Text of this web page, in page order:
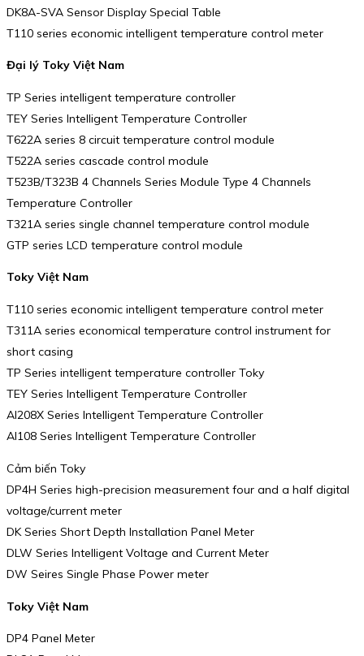
DK8A-SVA Sensor Display Special Table
T110 series economic intelligent temperature control meter
Đại lý Toky Việt Nam
TP Series intelligent temperature controller
TEY Series Intelligent Temperature Controller
T622A series 8 circuit temperature control module
T522A series cascade control module
T523B/T323B 4 Channels Series Module Type 4 Channels
Temperature Controller
T321A series single channel temperature control module
GTP series LCD temperature control module
Toky Việt Nam
T110 series economic intelligent temperature control meter
T311A series economical temperature control instrument for
short casing
TP Series intelligent temperature controller Toky
TEY Series Intelligent Temperature Controller
AI208X Series Intelligent Temperature Controller
AI108 Series Intelligent Temperature Controller
Cảm biến Toky
DP4H Series high-precision measurement four and a half digital
voltage/current meter
DK Series Short Depth Installation Panel Meter
DLW Series Intelligent Voltage and Current Meter
DW Seires Single Phase Power meter
Toky Việt Nam
DP4 Panel Meter